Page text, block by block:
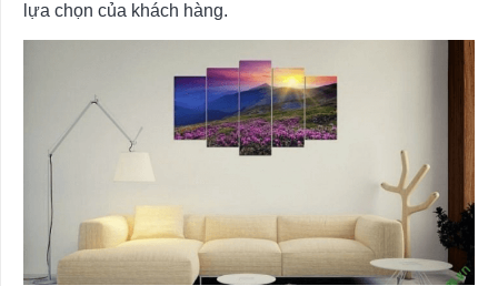
lựa chọn của khách hàng.